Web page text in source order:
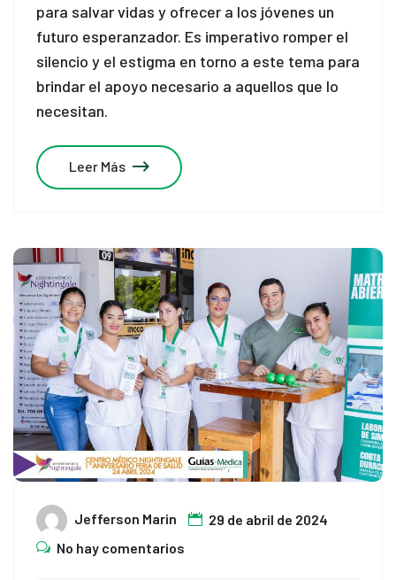
para salvar vidas y ofrecer a los jóvenes un
futuro esperanzador. Es imperativo romper el
silencio y el estigma en torno a este tema para
brindar el apoyo necesario a aquellos que lo
necesitan.
Leer Más
Jefferson Marin
29 de abril de 2024
No hay comentarios